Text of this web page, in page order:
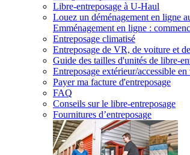
Libre-entreposage à U-Haul
Louez un déménagement en ligne
Emménagement en ligne :
Entreposage climatisé
Entreposage de VR, de voiture et
Guide des tailles d'unités de libre-
Entreposage extérieur/accessible
Payer ma facture d'entreposage
FAQ
Conseils sur le libre-entreposage
Fournitures d’entreposage